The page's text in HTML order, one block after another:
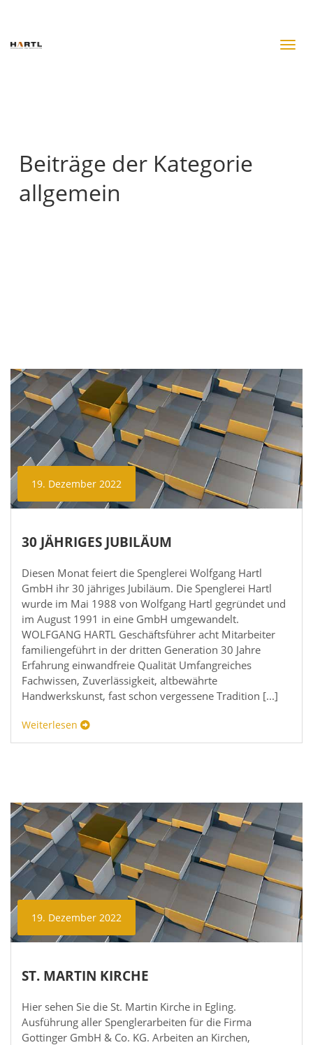
Beiträge der Kategorie
allgemein
19. Dezember 2022
30 JÄHRIGES JUBILÄUM
Diesen Monat feiert die Spenglerei Wolfgang Hartl
GmbH ihr 30 jähriges Jubiläum. Die Spenglerei Hartl
wurde im Mai 1988 von Wolfgang Hartl gegründet und
im August 1991 in eine GmbH umgewandelt.
WOLFGANG HARTL Geschäftsführer acht Mitarbeiter
familiengeführt in der dritten Generation 30 Jahre
Erfahrung einwandfreie Qualität Umfangreiches
Fachwissen, Zuverlässigkeit, altbewährte
Handwerkskunst, fast schon vergessene Tradition [...]
Weiterlesen
19. Dezember 2022
ST. MARTIN KIRCHE
Hier sehen Sie die St. Martin Kirche in Egling.
Ausführung aller Spenglerarbeiten für die Firma
Gottinger GmbH & Co. KG. Arbeiten an Kirchen,